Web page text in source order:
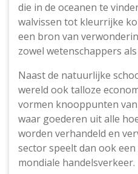
die in de oceanen te
walvissen tot kleurrijke
een bron van
zowel wetenschappers
Naast de natuurlijke
wereld ook talloze
vormen knooppunten
waar goederen uit alle
worden verhandeld en
sector speelt dan ook
mondiale handelsverkeer.